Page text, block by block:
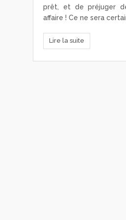
prêt, et de préjuger
affaire ! Ce ne sera
Lire la suite